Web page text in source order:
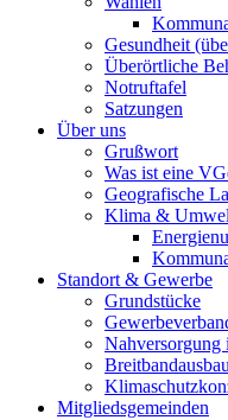
Gesundheit
Überörtliche
Notruftafel
Satzungen
Über uns
Grußwort
Was ist eine
Geografische
Klima &
Standort & Gewerbe
Grundstücke
Nahversorgung
Breitbandausbau
Mitgliedsgemeinden